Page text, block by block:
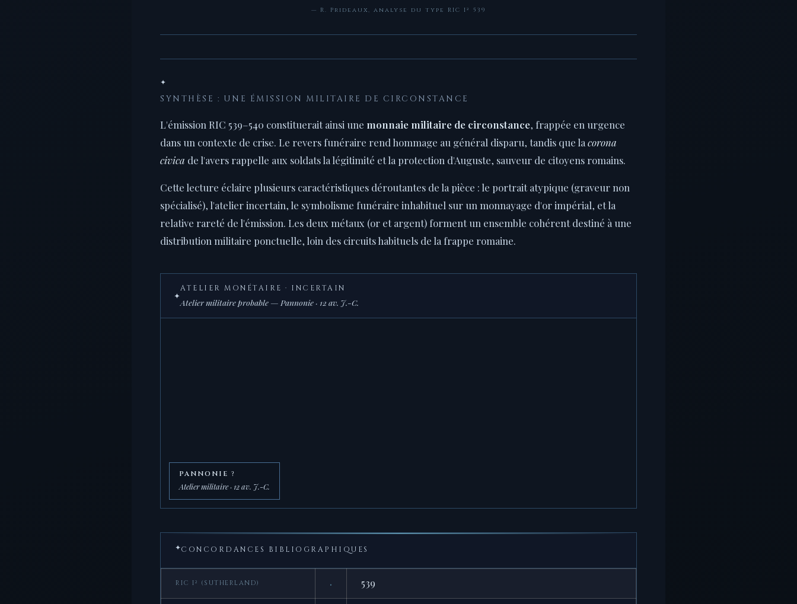
— R. Prideaux, analyse du type RIC I² 539
✦
SYNTHÈSE : UNE ÉMISSION MILITAIRE DE CIRCONSTANCE
L'émission RIC 539–540 constituerait ainsi une monnaie militaire de circonstance, frappée en urgence
dans un contexte de crise. Le revers funéraire rend hommage au général disparu, tandis que la corona
civica de l'avers rappelle aux soldats la légitimité et la protection d'Auguste, sauveur de citoyens romains.
Cette lecture éclaire plusieurs caractéristiques déroutantes de la pièce : le portrait atypique (graveur non
spécialisé), l'atelier incertain, le symbolisme funéraire inhabituel sur un monnayage d'or impérial, et la
relative rareté de l'émission. Les deux métaux (or et argent) forment un ensemble cohérent destiné à une
distribution militaire ponctuelle, loin des circuits habituels de la frappe romaine.
✦
ATELIER MONÉTAIRE · INCERTAIN
Atelier militaire probable — Pannonie · 12 av. J.-C.
PANNONIE ?
Atelier militaire · 12 av. J.-C.
✦CONCORDANCES BIBLIOGRAPHIQUES
RIC I² (SUTHERLAND) · 539